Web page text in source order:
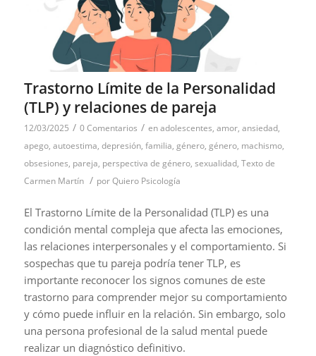
Trastorno Límite de la Personalidad
(TLP) y relaciones de pareja
12/03/2025 / 0 Comentarios / enadolescentes, amor, ansiedad,
apego, autoestima, depresión, familia, género, género, machismo,
obsesiones, pareja, perspectiva de género, sexualidad, Texto de
Carmen Martín / porQuiero Psicología
El Trastorno Límite de la Personalidad (TLP) es una
condición mental compleja que afecta las emociones,
las relaciones interpersonales y el comportamiento. Si
sospechas que tu pareja podría tener TLP, es
importante reconocer los signos comunes de este
trastorno para comprender mejor su comportamiento
y cómo puede influir en la relación. Sin embargo, solo
una persona profesional de la salud mental puede
realizar un diagnóstico definitivo.